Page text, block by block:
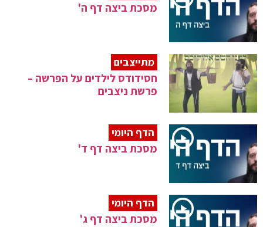
מסכת ביצה דף ה'
מתייצבים
חסידודס לילדים על הפרשה –
פרשת ניצבים
הדף היומי
מסכת ביצה דף ד'
הדף היומי
מסכת ביצה דף ג'